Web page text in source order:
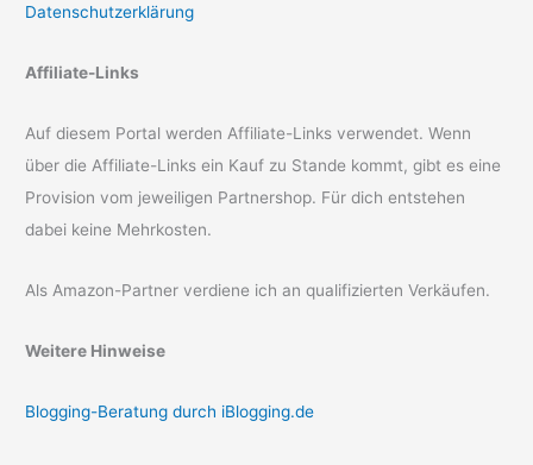
Datenschutzerklärung
Affiliate-Links
Auf diesem Portal werden Affiliate-Links verwendet. Wenn
über die Affiliate-Links ein Kauf zu Stande kommt, gibt es eine
Provision vom jeweiligen Partnershop. Für dich entstehen
dabei keine Mehrkosten.
Als Amazon-Partner verdiene ich an qualifizierten Verkäufen.
Weitere Hinweise
Blogging-Beratung durch iBlogging.de